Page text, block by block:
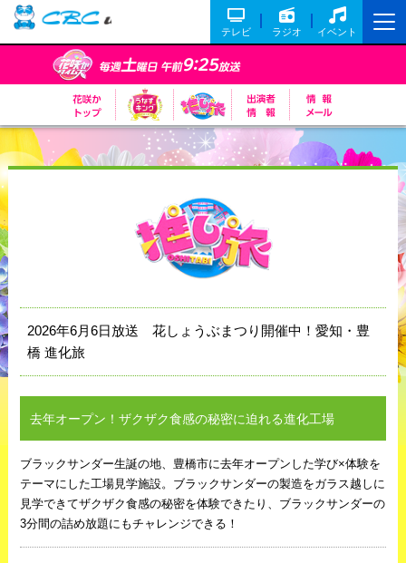
テレビ ラジオ イベント
2026年6月6日放送 花しょうぶまつり開催中！愛知・豊
橋 進化旅
去年オープン！ザクザク食感の秘密に迫れる進化工場
ブラックサンダー生誕の地、豊橋市に去年オープンした学び×体験を
テーマにした工場見学施設。ブラックサンダーの製造をガラス越しに
見学できてザクザク食感の秘密を体験できたり、ブラックサンダーの
3分間の詰め放題にもチャレンジできる！